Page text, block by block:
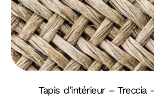
Tapis d’intérieur – Treccia